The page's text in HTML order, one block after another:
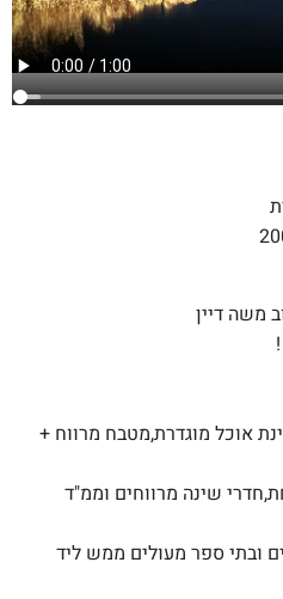
משה דיין
אוכל מוגדרת,מטבח מרווח +
שינה מרווחים וממ"ד
ובתי ספר מעולים ממש ליד